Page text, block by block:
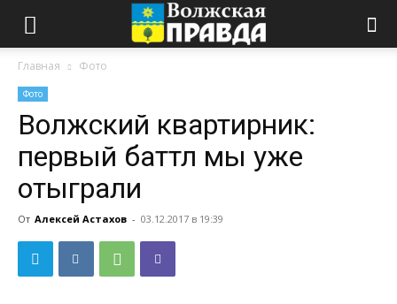
Главная Фото
Фото
Волжский квартирник:
первый баттл мы уже
отыграли
От Алексей Астахов - 03.12.2017 в 19:39